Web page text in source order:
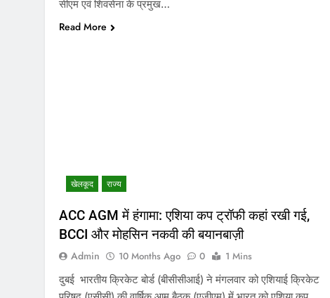
सीएम एवं शिवसेना के प्रमुख…
Read More
खेलकूद राज्य
ACC AGM में हंगामा: एशिया कप ट्रॉफी कहां रखी गई,
BCCI और मोहसिन नकवी की बयानबाज़ी
Admin 10 Months Ago 0
1 Mins
दुबई भारतीय क्रिकेट बोर्ड (बीसीसीआई) ने मंगलवार को एशियाई क्रिकेट